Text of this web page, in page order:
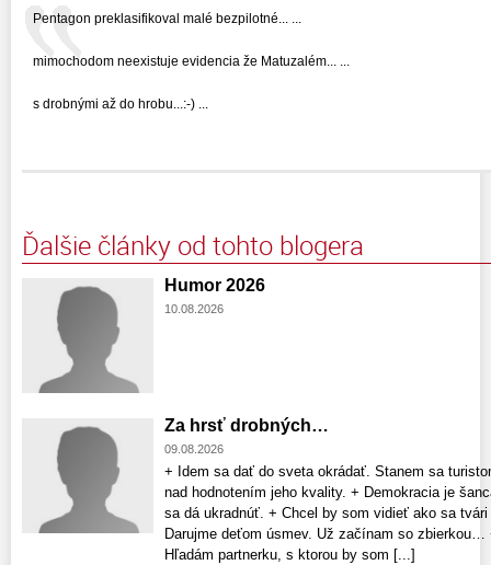
Pentagon preklasifikoval malé bezpilotné... ...
mimochodom neexistuje evidencia že Matuzalém... ...
s drobnými až do hrobu...:-) ...
Ďalšie články od tohto blogera
Humor 2026
10.08.2026
Za hrsť drobných…
09.08.2026
+ Idem sa dať do sveta okrádať. Stanem sa
nad hodnotením jeho kvality. + Demokracia je
sa dá ukradnúť. + Chcel by som vidieť ako sa
Darujme deťom úsmev. Už začínam so
Hľadám partnerku, s ktorou by som [...]